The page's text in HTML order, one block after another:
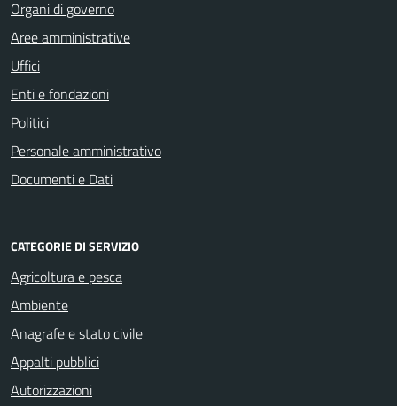
Organi di governo
Aree amministrative
Uffici
Enti e fondazioni
Politici
Personale amministrativo
Documenti e Dati
CATEGORIE DI SERVIZIO
Agricoltura e pesca
Ambiente
Anagrafe e stato civile
Appalti pubblici
Autorizzazioni